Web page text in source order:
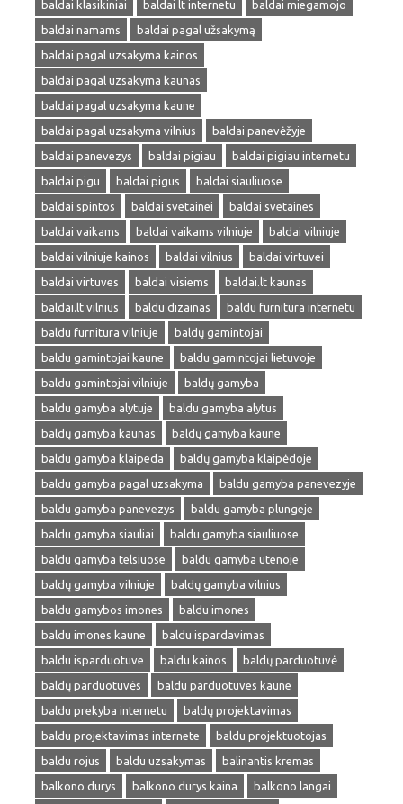
baldai klasikiniai baldai lt internetu
baldai miegamojo
baldai namams
baldai pagal užsakymą
baldai pagal uzsakyma kainos
baldai pagal uzsakyma kaunas
baldai pagal uzsakyma kaune
baldai pagal uzsakyma vilnius
baldai panevėžyje
baldai panevezys
baldai pigiau
baldai pigiau internetu
baldai pigu
baldai pigus
baldai siauliuose
baldai spintos
baldai svetainei
baldai svetaines
baldai vaikams
baldai vaikams vilniuje
baldai vilniuje
baldai vilniuje kainos
baldai vilnius
baldai virtuvei
baldai virtuves
baldai visiems
baldai.lt kaunas
baldai.lt vilnius
baldu dizainas
baldu furnitura internetu
baldu furnitura vilniuje
baldų gamintojai
baldu gamintojai kaune
baldu gamintojai lietuvoje
baldu gamintojai vilniuje
baldų gamyba
baldu gamyba alytuje
baldu gamyba alytus
baldų gamyba kaunas
baldų gamyba kaune
baldu gamyba klaipeda
baldų gamyba klaipėdoje
baldu gamyba pagal uzsakyma
baldu gamyba panevezyje
baldu gamyba panevezys
baldu gamyba plungeje
baldu gamyba siauliai
baldu gamyba siauliuose
baldu gamyba telsiuose
baldu gamyba utenoje
baldų gamyba vilniuje
baldų gamyba vilnius
baldu gamybos imones
baldu imones
baldu imones kaune
baldu ispardavimas
baldu isparduotuve
baldu kainos
baldų parduotuvė
baldų parduotuvės
baldu parduotuves kaune
baldu prekyba internetu
baldų projektavimas
baldu projektavimas internete
baldu projektuotojas
baldu rojus
baldu uzsakymas
balinantis kremas
balkono durys
balkono durys kaina
balkono langai